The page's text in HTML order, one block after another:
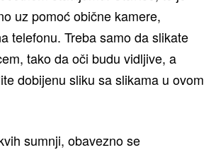
uz pomoć obične kamere,
telefonu. Treba samo da slikate
tako da oči budu vidljive, a
dobijenu sliku sa slikama u ovom
sumnji, obavezno se